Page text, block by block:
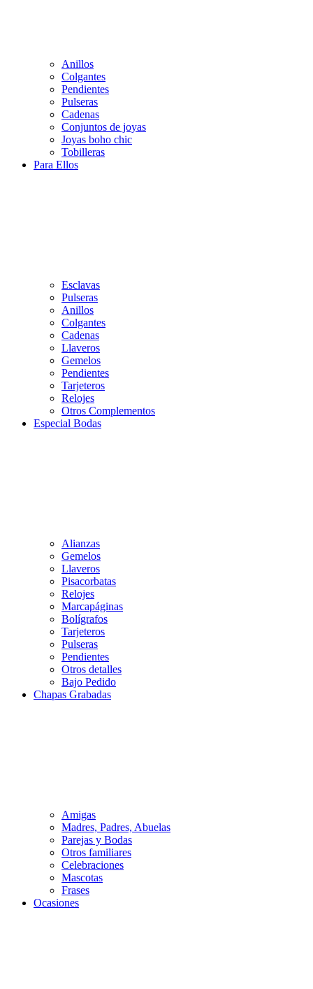
Anillos
Colgantes
Pendientes
Pulseras
Cadenas
Conjuntos de joyas
Joyas boho chic
Tobilleras
Para Ellos
Esclavas
Pulseras
Anillos
Colgantes
Cadenas
Llaveros
Gemelos
Pendientes
Tarjeteros
Relojes
Otros Complementos
Especial Bodas
Alianzas
Gemelos
Llaveros
Pisacorbatas
Relojes
Marcapáginas
Bolígrafos
Tarjeteros
Pulseras
Pendientes
Otros detalles
Bajo Pedido
Chapas Grabadas
Amigas
Madres, Padres, Abuelas
Parejas y Bodas
Otros familiares
Celebraciones
Mascotas
Frases
Ocasiones